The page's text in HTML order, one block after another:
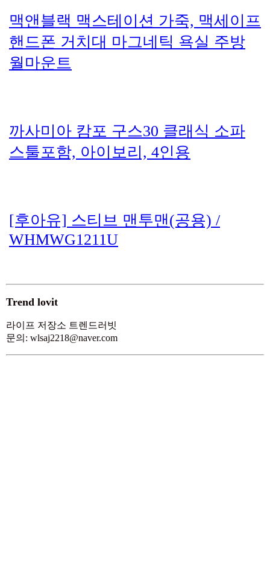
맥앤블랙 맥스테이션 가죽, 맥세이프
핸드폰 거치대 마그네틱 욕실 주방
월마운트
까사미아 캄포 구스30 클래식 소파
스툴포함, 아이보리, 4인용
[후아유] 스티브 맨투맨(공용) /
WHMWG1211U
Trend lovit
라이프 저장소 트렌드러빗
문의: wlsaj2218@naver.com